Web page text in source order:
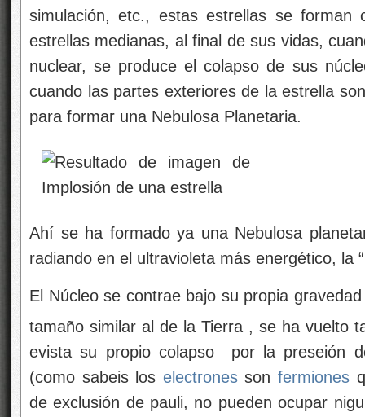
simulación, etc., estas estrellas se
estrellas medianas, al final de sus vidas,
nuclear, se produce el colapso de sus
cuando las partes exteriores de la estrella
para formar una Nebulosa Planetaria.
Ahí se ha formado ya una Nebulosa
radiando en el ultravioleta más energético, la
El Núcleo se contrae bajo su propia
tamaño similar al de la Tierra , se ha vuelto
evista su propio colapso por la preseión
(como sabeis los electronessonfermiones
de exclusión de pauli, no pueden ocupar